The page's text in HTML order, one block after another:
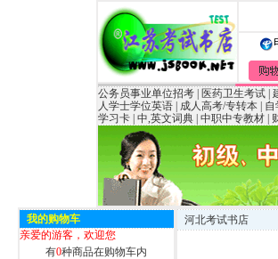
公务员事业单位招考 医药卫生考试
人学士学位英语
成人高考/专转本 自
学习卡 中,英文词典 中职中专教材
我的购物车
亲爱的游客，欢迎您
有0种商品在购物车内
河北考试书店